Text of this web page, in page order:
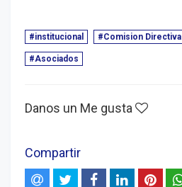
#institucional #Comision Directiva
#Asociados
Danos un Me gusta
Compartir